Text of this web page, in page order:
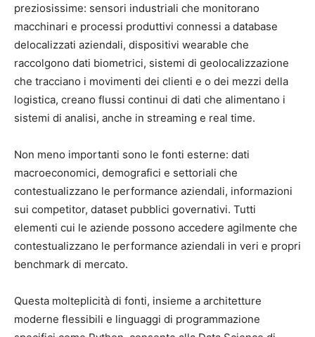
preziosissime: sensori industriali che monitorano
macchinari e processi produttivi connessi a database
delocalizzati aziendali, dispositivi wearable che
raccolgono dati biometrici, sistemi di geolocalizzazione
che tracciano i movimenti dei clienti e o dei mezzi della
logistica, creano flussi continui di dati che alimentano i
sistemi di analisi, anche in streaming e real time.
Non meno importanti sono le fonti esterne: dati
macroeconomici, demografici e settoriali che
contestualizzano le performance aziendali, informazioni
sui competitor, dataset pubblici governativi. Tutti
elementi cui le aziende possono accedere agilmente che
contestualizzano le performance aziendali in veri e propri
benchmark di mercato.
Questa molteplicità di fonti, insieme a architetture
moderne flessibili e linguaggi di programmazione